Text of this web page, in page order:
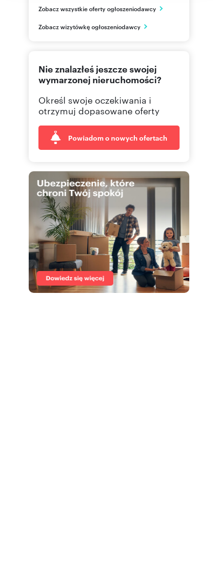
Locknitz
+49 17
Zobacz wszystkie oferty ogłoszeniodawcy
Zobacz wizytówkę ogłoszeniodawcy
Nie znalazłeś jeszcze swojej
wymarzonej nieruchomości?
Określ swoje oczekiwania i
otrzymuj dopasowane oferty
Powiadom o nowych ofertach